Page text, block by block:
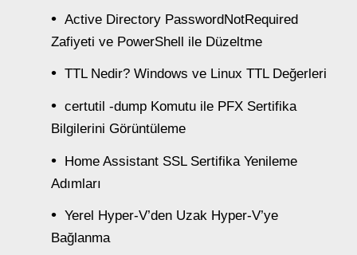
Active Directory PasswordNotRequired
Zafiyeti ve PowerShell ile Düzeltme
TTL Nedir? Windows ve Linux TTL Değerleri
certutil -dump Komutu ile PFX Sertifika
Bilgilerini Görüntüleme
Home Assistant SSL Sertifika Yenileme
Adımları
Yerel Hyper-V’den Uzak Hyper-V’ye
Bağlanma